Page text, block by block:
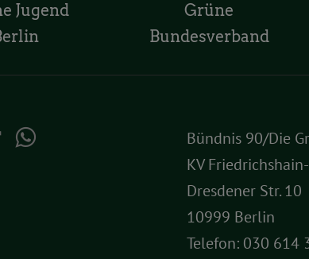
Jugend
Grüne
Bundesverband
Bündnis 90/Die
KV
Dresdener Str. 10
10999 Berlin
Telefon: 030 614